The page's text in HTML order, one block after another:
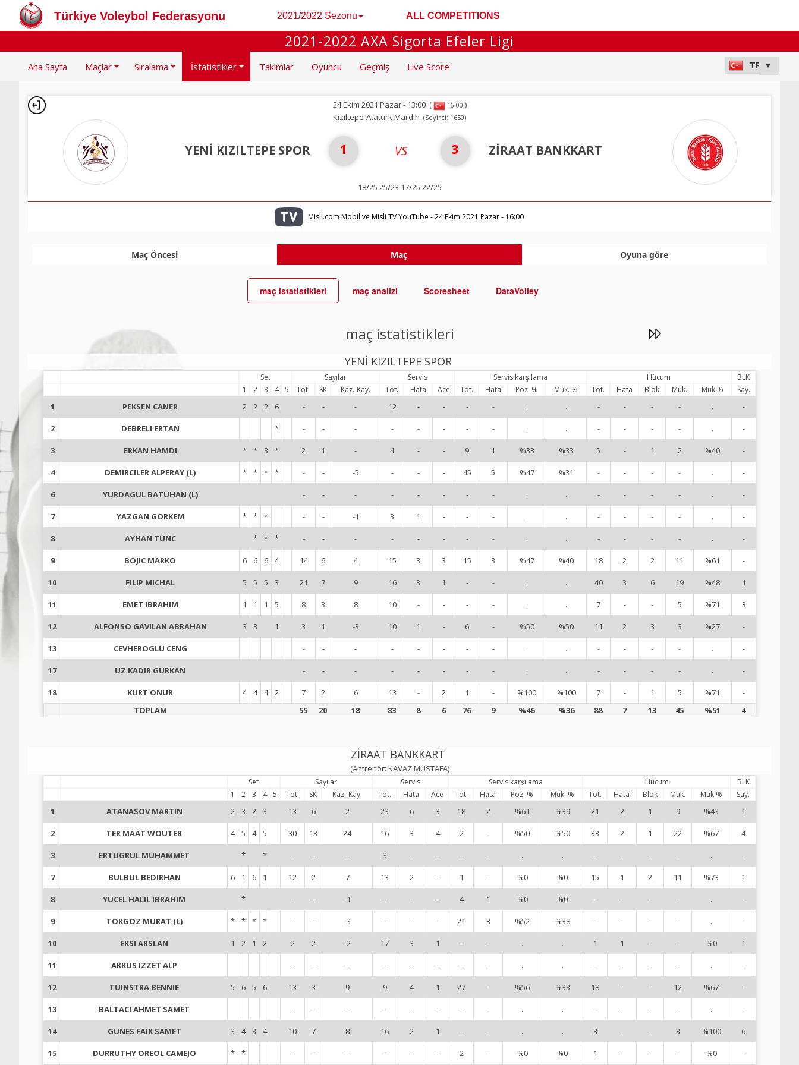
Türkiye Voleybol Federasyonu 2021/2022 Sezonu ALL COMPETITIONS
2021-2022 AXA Sigorta Efeler Ligi
Ana Sayfa Maçlar Sıralama İstatistikler Takımlar Oyuncu Geçmiş Live Score
24 Ekim 2021 Pazar - 13:00( 16:00 )
Kızıltepe-Atatürk Mardin (Seyirci: 1650)
YENİ KIZILTEPE SPOR 1 VS 3 ZİRAAT BANKKART
18/25 25/23 17/25 22/25
Misli.com Mobil ve Misli TV YouTube - 24 Ekim 2021 Pazar - 16:00
Maç Öncesi Maç Oyuna göre
maç istatistikleri maç analizi Scoresheet DataVolley
maç istatistikleri
YENİ KIZILTEPE SPOR
Set Sayılar Servis Servis karşılama Hücum
BLK
1
2 3 4 5 Tot. SK Kaz.-Kay. Tot. Hata Ace Tot. Hata Poz. % Mük. % Tot. Hata Blok Mük. Mük.% Say.
1 PEKSEN CANER 2 2 2 6 - - - 12 - - - - . . - - - - . -
2 DEBRELI ERTAN * - - - - - - - - . . - - - - . -
3 ERKAN HAMDI * * 3 * 2 1 - 4 - - 9 1 %33 %33 5 - 1 2 %40 -
4 DEMIRCILER ALPERAY (L) * * * * - - -5 - - - 45 5 %47 %31 - - - - . -
6 YURDAGUL BATUHAN (L) - - - - - - - - . . - - - - . -
7 YAZGAN GORKEM * * * - - -1 3 1 - - - . . - - - - . -
8 AYHAN TUNC * * * - - - - - - - - . . - - - - . -
9 BOJIC MARKO 6 6 6 4 14 6 4 15 3 3 15 3 %47 %40 18 2 2 11 %61 -
10 FILIP MICHAL 5 5 5 3 21 7 9 16 3 1 - - . . 40 3 6 19 %48 1
11 EMET IBRAHIM 1 1 1 5 8 3 8 10 - - - - . . 7 - - 5 %71 3
12 ALFONSO GAVILAN ABRAHAN 3 3 1 3 1 -3 10 1 - 6 - %50 %50 11 2 3 3 %27 -
13 CEVHEROGLU CENG - - - - - - - - . . - - - - . -
17 UZ KADIR GURKAN - - - - - - - - . . - - - - . -
18 KURT ONUR 4 4 4 2 7 2 6 13 - 2 1 - %100 %100 7 - 1 5 %71
-
TOPLAM
55 20 18 83 8 6 76 9 %46 %36 88 7 13 45 %51 4
ZİRAAT BANKKART
(Antrenör: KAVAZ MUSTAFA)
Set Sayılar Servis Servis karşılama Hücum
BLK
1
2 3 4 5 Tot. SK Kaz.-Kay. Tot. Hata Ace Tot. Hata Poz. % Mük. % Tot. Hata Blok Mük. Mük.% Say.
1 ATANASOV MARTIN 2 3 2 3 13 6 2 23 6 3 18 2 %61 %39 21 2 1 9 %43 1
2 TER MAAT WOUTER 4 5 4 5 30 13 24 16 3 4 2 - %50 %50 33 2 1 22 %67 4
3 ERTUGRUL MUHAMMET * * - - - 3 - - - - . . - - - - . -
7 BULBUL BEDIRHAN 6 1 6 1 12 2 7 13 2 - 1 - %0 %0 15 1 2 11 %73 1
8 YUCEL HALIL IBRAHIM * - - -1 - - - 4 1 %0 %0 - - - - . -
9 TOKGOZ MURAT (L) * * * * - - -3 - - - 21 3 %52 %38 - - - - . -
10 EKSI ARSLAN 1 2 1 2 2 2 -2 17 3 1 - - . . 1 1 - - %0 1
11 AKKUS IZZET ALP - - - - - - - - . . - - - - . -
12 TUINSTRA BENNIE 5 6 5 6 13 3 9 9 4 1 27 - %56 %33 18 - - 12 %67 -
13 BALTACI AHMET SAMET - - - - - - - - . . - - - - . -
14 GUNES FAIK SAMET 3 4 3 4 10 7 8 16 2 1 - - . . 3 - - 3 %100 6
15 DURRUTHY OREOL CAMEJO * * - - - - - - 2 - %0 %0 1 - - - %0 -